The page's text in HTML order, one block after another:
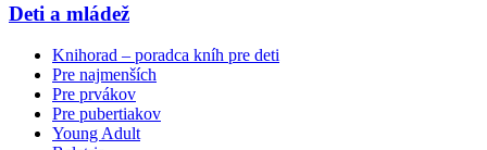
Deti a mládež
Knihorad – poradca kníh pre deti
Pre najmenších
Pre prvákov
Pre pubertiakov
Young Adult